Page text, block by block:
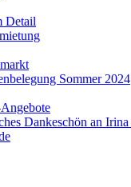
Detail
Sommer 2024
Dankeschön an